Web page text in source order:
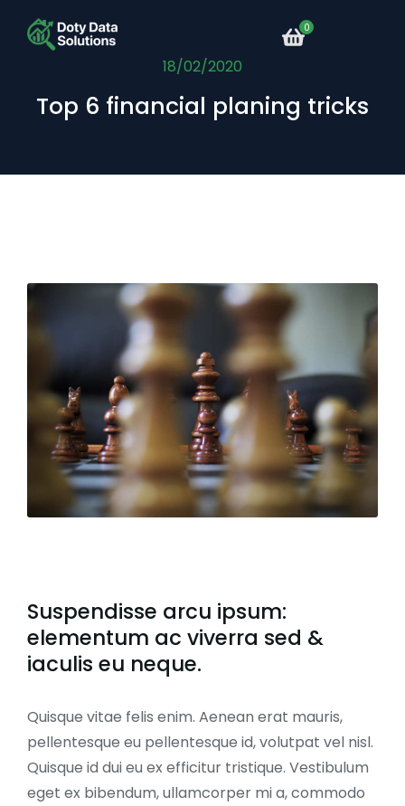
18/02/2020
Top 6 financial planing tricks
Suspendisse arcu ipsum:
elementum ac viverra sed &
iaculis eu neque.
Quisque vitae felis enim. Aenean erat mauris,
pellentesque eu pellentesque id, volutpat vel nisl.
Quisque id dui eu ex efficitur tristique. Vestibulum
eget ex bibendum, ullamcorper mi a, commodo